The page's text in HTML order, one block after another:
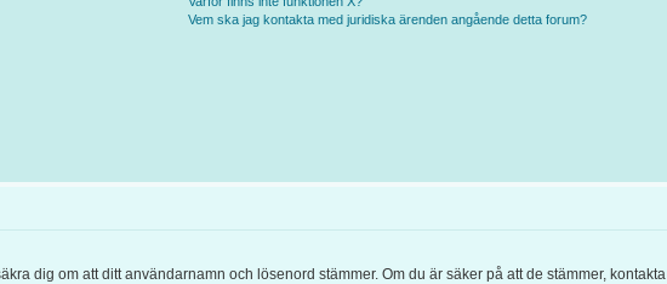
Vem ska jag kontakta med juridiska ärenden angående detta forum?
dig om att ditt användarnamn och lösenord stämmer. Om du är säker på att de stämmer, kontakta